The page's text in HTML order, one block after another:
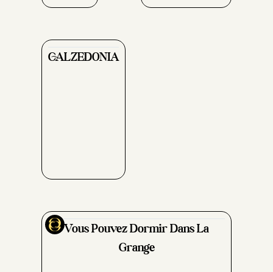
CALZEDONIA
Vous Pouvez Dormir Dans La
Grange